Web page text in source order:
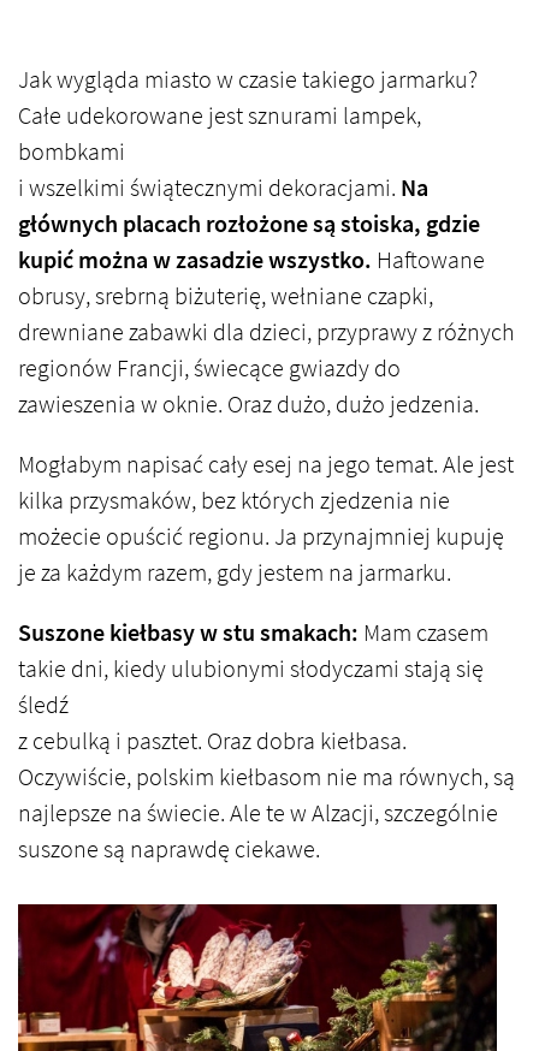
Jak wygląda miasto w czasie takiego jarmarku?
Całe udekorowane jest sznurami lampek,
bombkami
i wszelkimi świątecznymi dekoracjami. Na
głównych placach rozłożone są stoiska, gdzie
kupić można w zasadzie wszystko. Haftowane
obrusy, srebrną biżuterię, wełniane czapki,
drewniane zabawki dla dzieci, przyprawy z różnych
regionów Francji, świecące gwiazdy do
zawieszenia w oknie. Oraz dużo, dużo jedzenia.
Mogłabym napisać cały esej na jego temat. Ale jest
kilka przysmaków, bez których zjedzenia nie
możecie opuścić regionu. Ja przynajmniej kupuję
je za każdym razem, gdy jestem na jarmarku.
Suszone kiełbasy w stu smakach: Mam czasem
takie dni, kiedy ulubionymi słodyczami stają się
śledź
z cebulką i pasztet. Oraz dobra kiełbasa.
Oczywiście, polskim kiełbasom nie ma równych, są
najlepsze na świecie. Ale te w Alzacji, szczególnie
suszone są naprawdę ciekawe.